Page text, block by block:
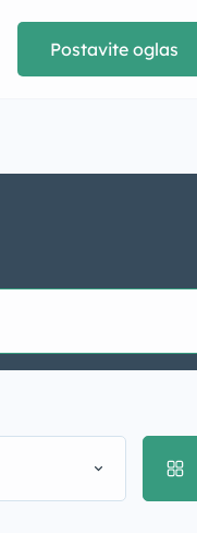
Postavite oglas